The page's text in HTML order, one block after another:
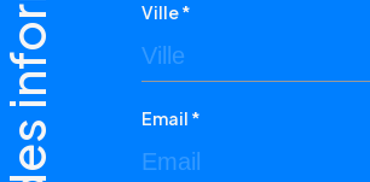
Ville *
Email *